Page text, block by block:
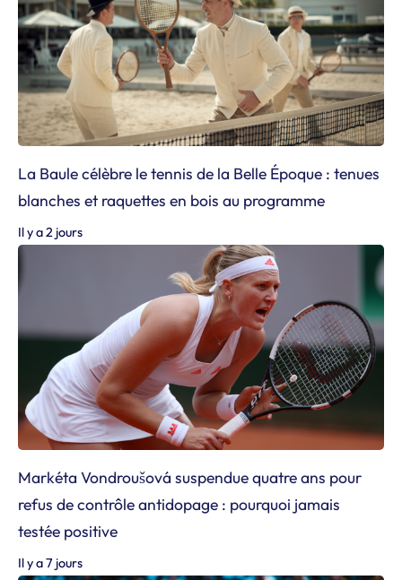
La Baule célèbre le tennis de la Belle Époque : tenues
blanches et raquettes en bois au programme
Il y a 2 jours
Markéta Vondroušová suspendue quatre ans pour
refus de contrôle antidopage : pourquoi jamais
testée positive
Il y a 7 jours